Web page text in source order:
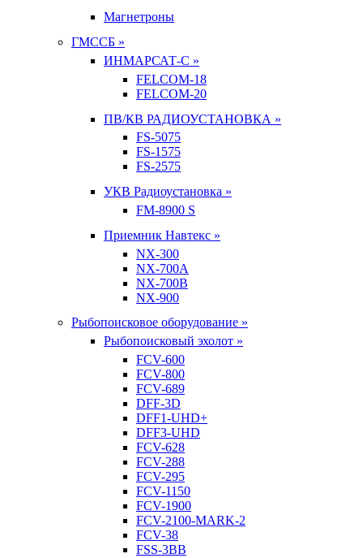
Магнетроны
ГМССБ »
ИНМАРСАТ-С »
FELCOM-18
FELCOM-20
ПВ/КВ РАДИОУСТАНОВКА »
FS-5075
FS-1575
FS-2575
УКВ Радиоустановка »
FM-8900 S
Приемник Навтекс »
NX-300
NX-700A
NX-700B
NX-900
Рыбопоисковое оборудование »
Рыбопоисковый эхолот »
FCV-600
FCV-800
FCV-689
DFF-3D
DFF1-UHD+
DFF3-UHD
FCV-628
FCV-288
FCV-295
FCV-1150
FCV-1900
FCV-2100-MARK-2
FCV-38
FSS-3BB